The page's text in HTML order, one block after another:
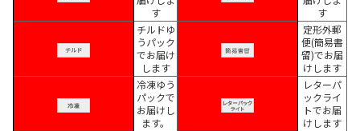
す
す
チルドゆ
うパック
でお届け
します
定形外郵
便(簡易書
留)でお届
けします
冷凍ゆう
パックで
お届けし
ます。
レターパ
ックライ
トでお届
けします